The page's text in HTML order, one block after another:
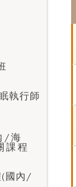
執行師
/海
課程
(國內/